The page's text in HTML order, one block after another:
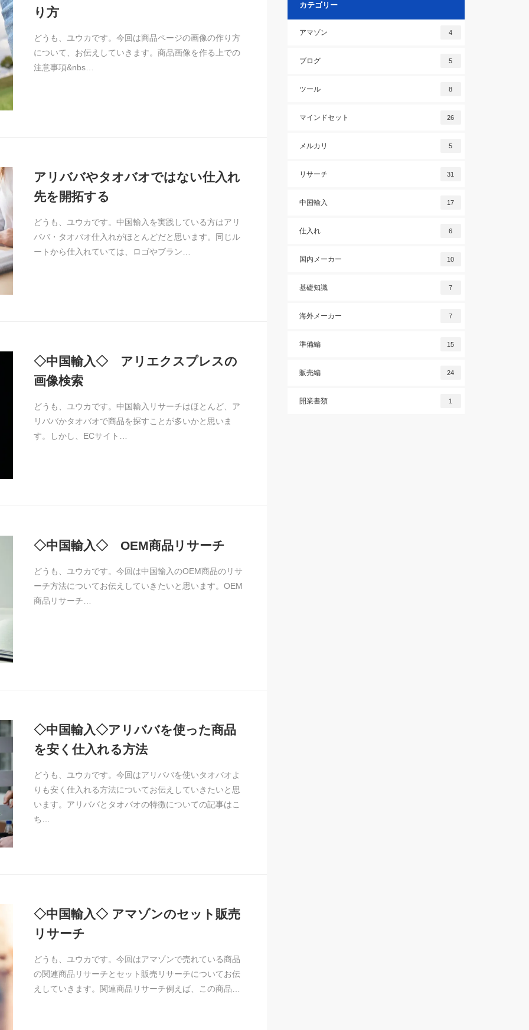
り方
どうも、ユウカです。今回は商品ページの画像の作り方
について、お伝えしていきます。商品画像を作る上での
注意事項&nbs…
アリババやタオバオではない仕入れ
先を開拓する
どうも、ユウカです。中国輸入を実践している方はアリ
ババ・タオバオ仕入れがほとんどだと思います。同じル
ートから仕入れていては、ロゴやブラン…
◇中国輸入◇ アリエクスプレスの
画像検索
どうも、ユウカです。中国輸入リサーチはほとんど、ア
リババかタオバオで商品を探すことが多いかと思いま
す。しかし、ECサイト…
◇中国輸入◇ OEM商品リサーチ
どうも、ユウカです。今回は中国輸入のOEM商品のリサ
ーチ方法についてお伝えしていきたいと思います。OEM
商品リサーチ…
◇中国輸入◇アリババを使った商品
を安く仕入れる方法
どうも、ユウカです。今回はアリババを使いタオバオよ
りも安く仕入れる方法についてお伝えしていきたいと思
います。アリババとタオバオの特徴についての記事はこ
ち…
◇中国輸入◇ アマゾンのセット販売
リサーチ
どうも、ユウカです。今回はアマゾンで売れている商品
の関連商品リサーチとセット販売リサーチについてお伝
えしていきます。関連商品リサーチ例えば、この商品…
カテゴリー
アマゾン 4
ブログ 5
ツール 8
マインドセット 26
メルカリ 5
リサーチ 31
中国輸入 17
仕入れ 6
国内メーカー 10
基礎知識 7
海外メーカー 7
準備編 15
販売編 24
開業書類 1